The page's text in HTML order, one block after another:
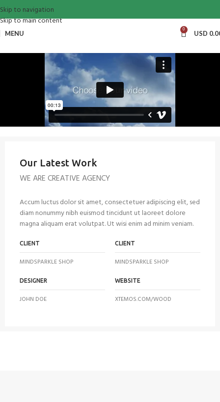
Skip to navigation
Skip to main content
MENU 0 USD
Our Latest Work
WE ARE CREATIVE AGENCY
Accum luctus dolor sit amet, consectetuer adipiscing elit, sed
diam nonummy nibh euismod tincidunt ut laoreet dolore
magna aliquam erat volutpat. Ut wisi enim ad minim veniam.
CLIENT
MINDSPARKLE SHOP
CLIENT
MINDSPARKLE SHOP
DESIGNER
JOHN DOE
WEBSITE
XTEMOS.COM/WOOD